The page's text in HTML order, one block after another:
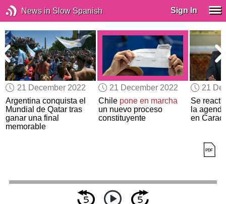
News in Slow Spanish Sign In
21 December 2022
Argentina conquista el
Mundial de Qatar tras
ganar una final
memorable
21 December 2022
Chile pone en marcha
un nuevo proceso
constituyente
21
Se
la
en